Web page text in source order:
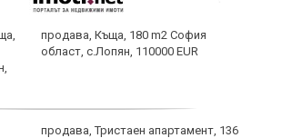
продава, Къща, 180 m2 София
област, с.Лопян, 110000 EUR
продава, Тристаен апартамент, 136